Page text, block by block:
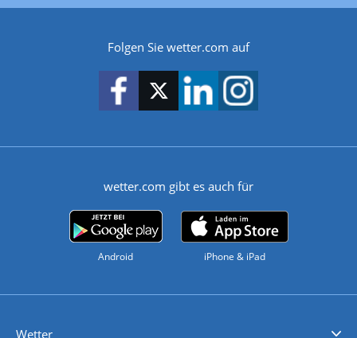
Folgen Sie wetter.com auf
wetter.com gibt es auch für
Android iPhone & iPad
Wetter